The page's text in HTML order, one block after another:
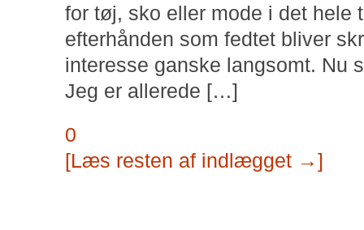
for tøj, sko eller mode i det hele
efterhånden som fedtet bliver
interesse ganske langsomt. Nu
Jeg er allerede […]
0
[Læs resten af indlægget →]